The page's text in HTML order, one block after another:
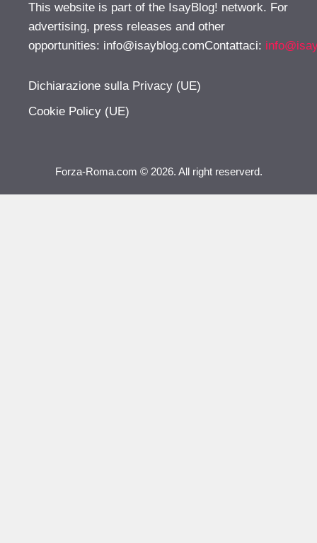
This website is part of the IsayBlog! network. For
advertising, press releases and other
opportunities: info@isayblog.comContattaci:
Dichiarazione sulla Privacy (UE)
Cookie Policy (UE)
Forza-Roma.com © 2026. All right reserverd.